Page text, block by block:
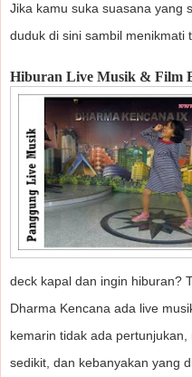
Jika kamu suka suasana yang
duduk di sini sambil menikmati
Hiburan Live Musik & Film
deck kapal dan ingin hiburan?
Dharma Kencana ada live
kemarin tidak ada
sedikit, dan kebanyakan yang